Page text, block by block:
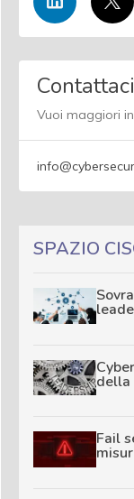
Contattaci
Vuoi maggiori
SPAZIO
della
Fail